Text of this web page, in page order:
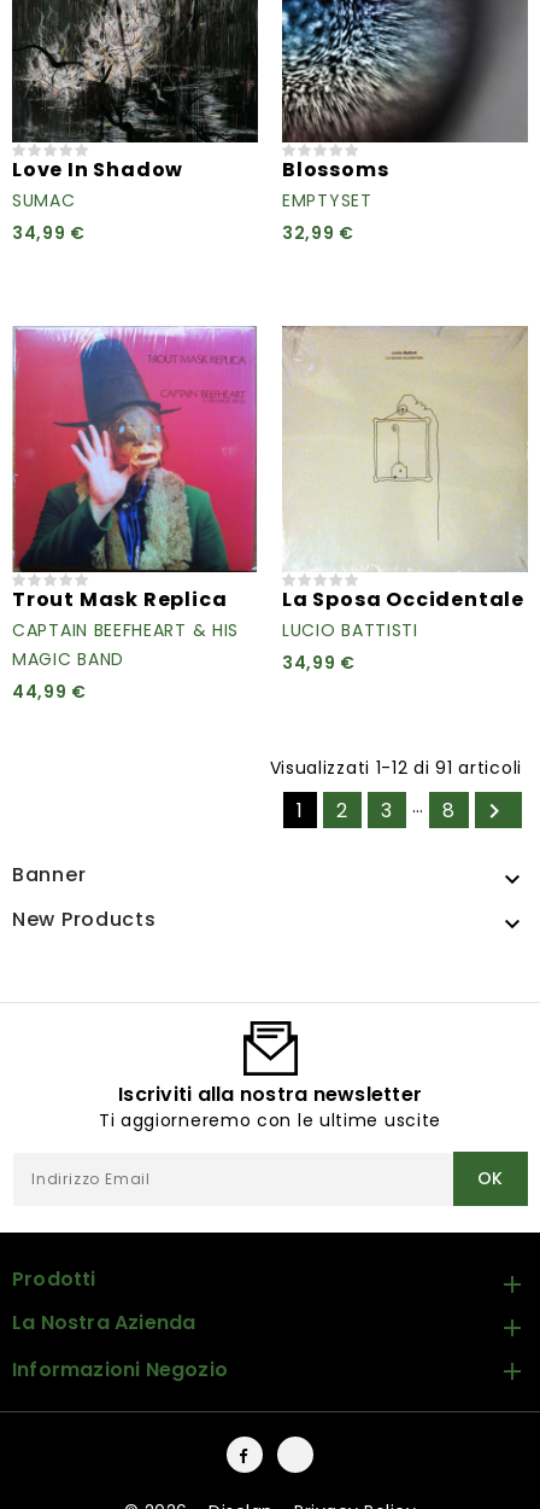
Love In Shadow
SUMAC
34,99 €
Blossoms
EMPTYSET
32,99 €
Trout Mask Replica
CAPTAIN BEEFHEART & HIS
MAGIC BAND
44,99 €
La Sposa Occidentale
LUCIO BATTISTI
34,99 €
Visualizzati 1-12 di 91 articoli
1 2 3 … 8 
Banner 
New Products 
Iscriviti alla nostra newsletter
Ti aggiorneremo con le ultime uscite
Prodotti 
La Nostra Azienda 
Informazioni Negozio 
Facebook